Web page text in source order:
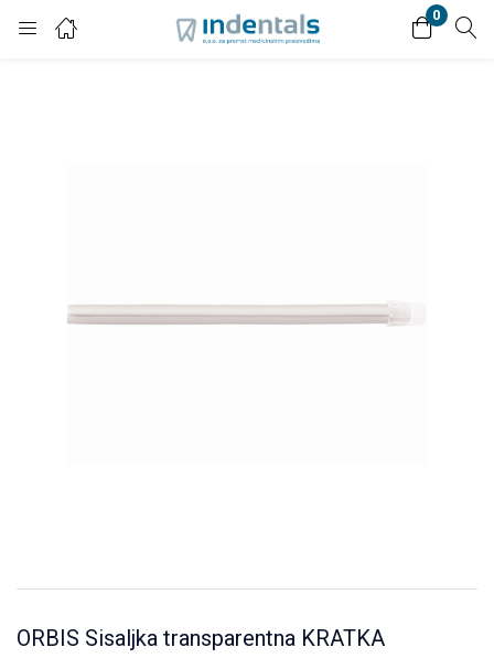
0
Login
ORBIS Sisaljka transparentna KRATKA